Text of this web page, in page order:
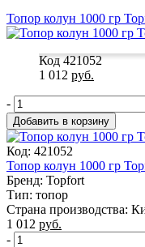
Топор колун 1000 гр
Код 421052
1 012 руб.
-
Добавить в корзину
Код: 421052
Топор колун 1000 гр
Бренд: Topfort
Тип: топор
Страна производства:
1 012 руб.
-